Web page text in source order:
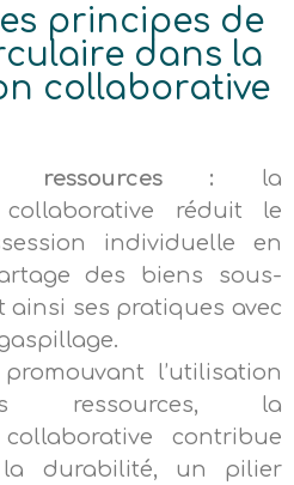
principes de
dans la
collaborative
ressources : la
collaborative réduit le
individuelle en
des biens sous-
ainsi ses pratiques avec
l’utilisation
ressources, la
contribue
durabilité, un pilier